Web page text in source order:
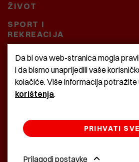
ŽIVOT
SPORT I
REKREACIJA
CRNA KRONIKA
BAŠTARDINI I PRAVI
KRASNA ZEMLJA
Da bi ova web-stranica mogla
i da bismo unaprijedili vaše
kolačiće. Više informacija potražite
korištenja.
Prilagodi postavke
PRIHVATI SVE